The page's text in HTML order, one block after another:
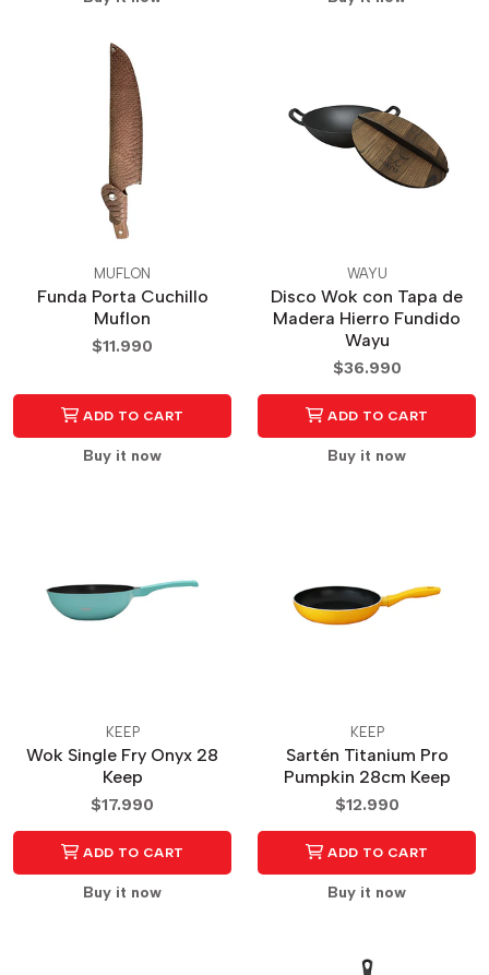
MUFLON
Funda Porta Cuchillo
Muflon
$11.990
ADD TO CART
Buy it now
WAYU
Disco Wok con Tapa de
Madera Hierro Fundido
Wayu
$36.990
ADD TO CART
Buy it now
KEEP
Wok Single Fry Onyx 28
Keep
$17.990
ADD TO CART
Buy it now
KEEP
Sartén Titanium Pro
Pumpkin 28cm Keep
$12.990
ADD TO CART
Buy it now